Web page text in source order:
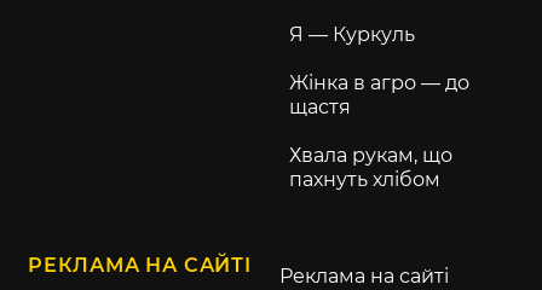
Я — Куркуль
Жінка в агро — до
щастя
Хвала рукам, що
пахнуть хлібом
РЕКЛАМА НА САЙТІ Реклама на сайті